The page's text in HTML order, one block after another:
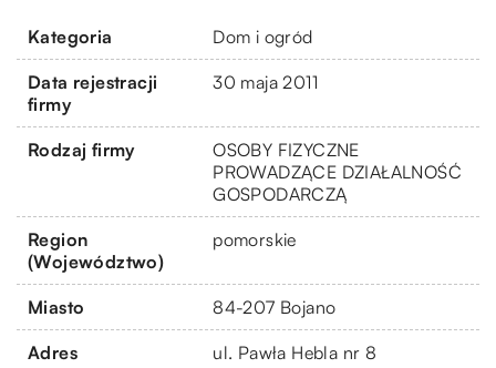
Kategoria Dom i ogród
Data rejestracji
firmy
30 maja 2011
Rodzaj firmy
OSOBY FIZYCZNE
PROWADZĄCE DZIAŁALNOŚĆ
GOSPODARCZĄ
Region
(Województwo)
pomorskie
Miasto 84-207 Bojano
Adres ul. Pawła Hebla nr 8